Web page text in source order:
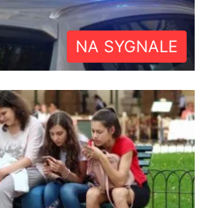
NA SYGNALE